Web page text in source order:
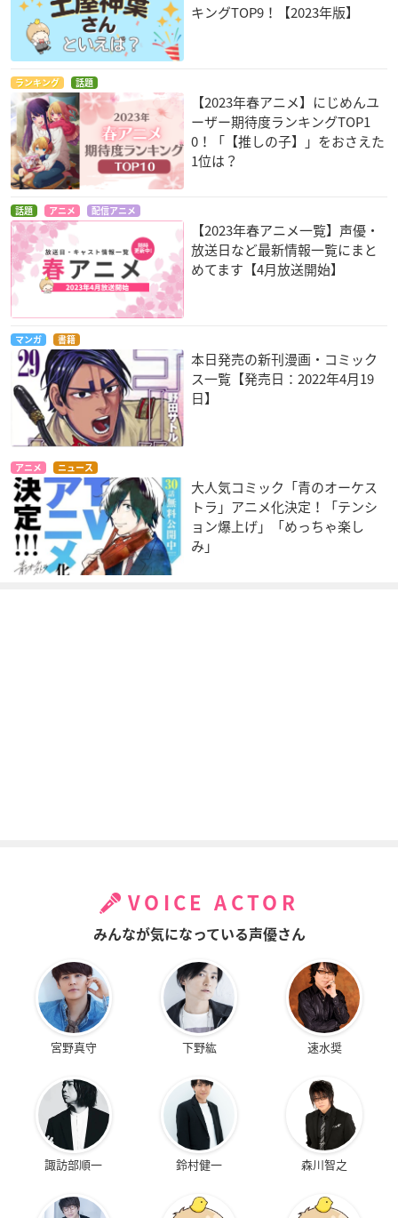
キングTOP9！【2023年版】
ランキング 話題
【2023年春アニメ】にじめんユ
ーザー期待度ランキングTOP1
0！「【推しの子】」をおさえた
1位は？
話題 アニメ 配信アニメ
【2023年春アニメ一覧】声優・
放送日など最新情報一覧にまと
めてます【4月放送開始】
マンガ 書籍
本日発売の新刊漫画・コミック
ス一覧【発売日：2022年4月19
日】
アニメ ニュース
大人気コミック「青のオーケス
トラ」アニメ化決定！「テンシ
ョン爆上げ」「めっちゃ楽し
み」
VOICE ACTOR
みんなが気になっている声優さん
宮野真守 下野紘 速水奨
諏訪部順一 鈴村健一 森川智之